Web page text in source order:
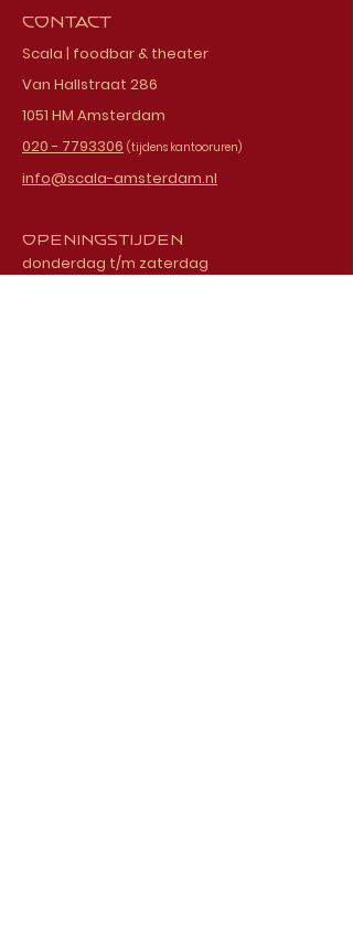
Contact
Scala | foodbar & theater
Van Hallstraat 286
1051 HM Amsterdam
020 - 7793306 (tijdens kantooruren)
info@scala-amsterdam.nl
Openingstijden
donderdag t/m zaterdag